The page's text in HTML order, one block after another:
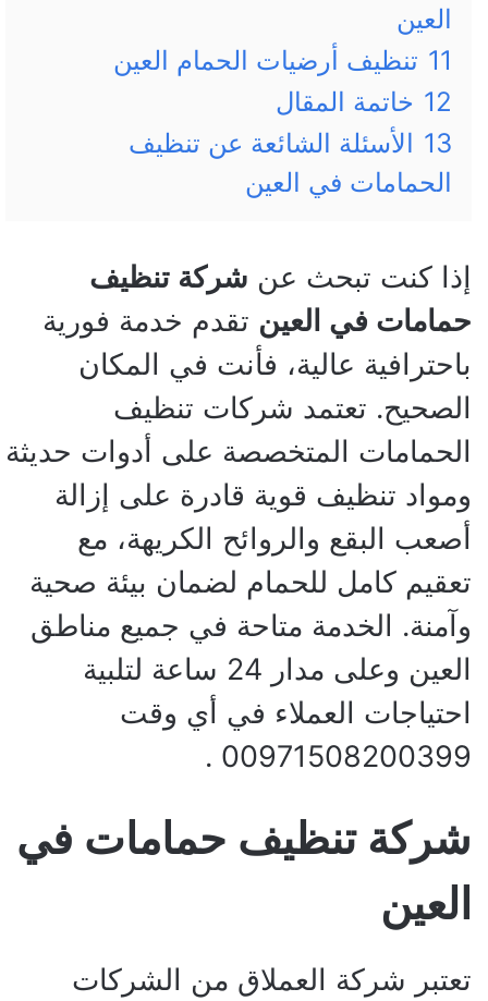
العين
11 تنظيف أرضيات الحمام العين
12 خاتمة المقال
13 الأسئلة الشائعة عن تنظيف
الحمامات في العين
إذا كنت تبحث عن شركة تنظيف
حمامات في العين تقدم خدمة فورية
باحترافية عالية، فأنت في المكان
الصحيح. تعتمد شركات تنظيف
الحمامات المتخصصة على أدوات حديثة
ومواد تنظيف قوية قادرة على إزالة
أصعب البقع والروائح الكريهة، مع
تعقيم كامل للحمام لضمان بيئة صحية
وآمنة. الخدمة متاحة في جميع مناطق
العين وعلى مدار 24 ساعة لتلبية
احتياجات العملاء في أي وقت
00971508200399 .
شركة تنظيف حمامات في
العين
تعتبر شركة العملاق من الشركات